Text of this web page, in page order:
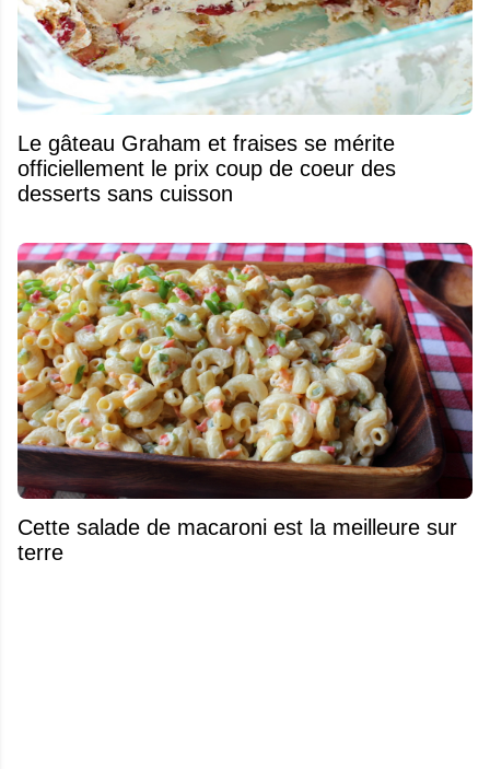
Le gâteau Graham et fraises se mérite
officiellement le prix coup de coeur des
desserts sans cuisson
Cette salade de macaroni est la meilleure sur
terre